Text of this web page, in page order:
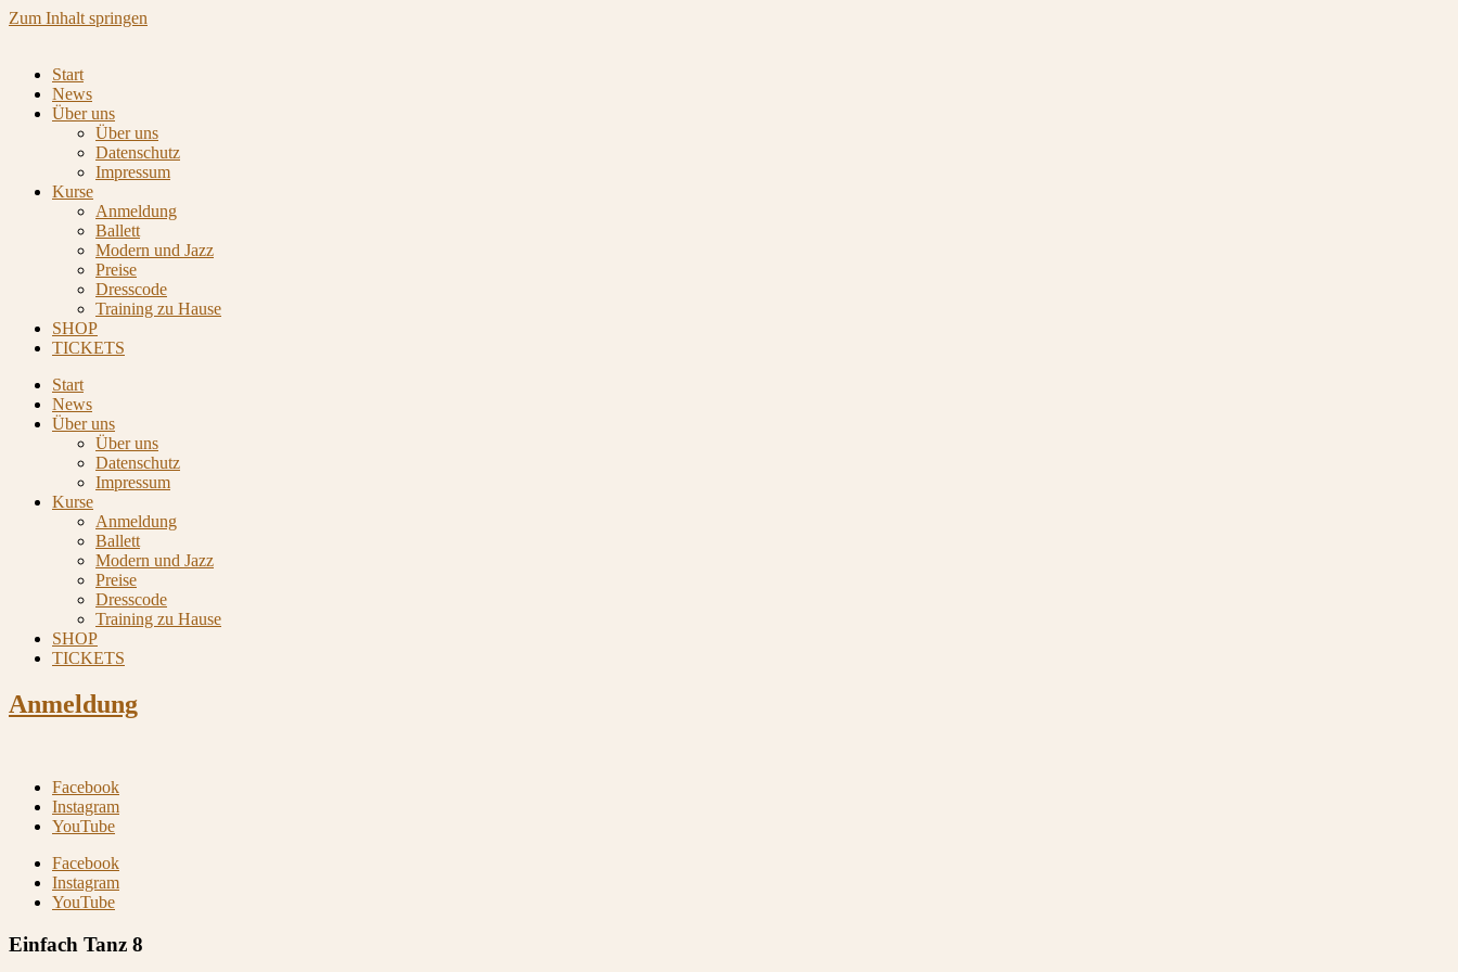
Zum Inhalt springen
Start
News
Über uns
Über uns
Datenschutz
Impressum
Kurse
Anmeldung
Ballett
Modern und Jazz
Preise
Dresscode
Training zu Hause
SHOP
TICKETS
Start
News
Über uns
Über uns
Datenschutz
Impressum
Kurse
Anmeldung
Ballett
Modern und Jazz
Preise
Dresscode
Training zu Hause
SHOP
TICKETS
Anmeldung
Facebook
Instagram
YouTube
Facebook
Instagram
YouTube
Einfach Tanz 8